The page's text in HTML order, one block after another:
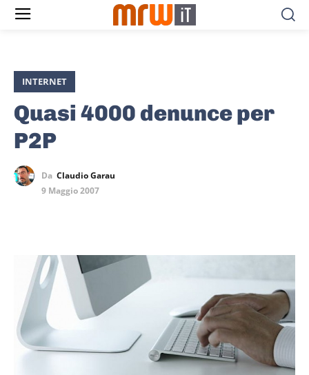
INTERNET
Quasi 4000 denunce per
P2P
Da Claudio Garau
9 Maggio 2007